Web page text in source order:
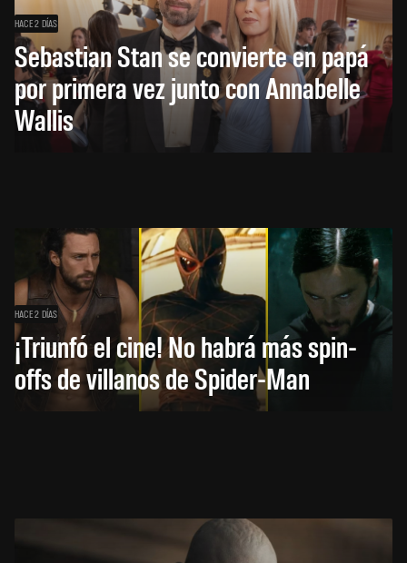
HACE 2 DÍAS
Sebastian Stan se convierte en papá
por primera vez junto con Annabelle
Wallis
HACE 2 DÍAS
¡Triunfó el cine! No habrá más spin-
offs de villanos de Spider-Man